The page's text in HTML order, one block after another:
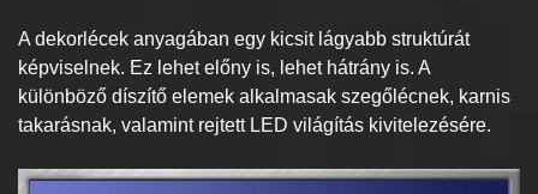
A dekorlécek anyagában egy kicsit lágyabb struktúrát
képviselnek. Ez lehet előny is, lehet hátrány is. A
különböző díszítő elemek alkalmasak szegőlécnek, karnis
takarásnak, valamint rejtett LED világítás kivitelezésére.